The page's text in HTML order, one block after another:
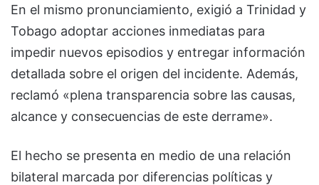
En el mismo pronunciamiento, exigió a Trinidad y
Tobago adoptar acciones inmediatas para
impedir nuevos episodios y entregar información
detallada sobre el origen del incidente. Además,
reclamó «plena transparencia sobre las causas,
alcance y consecuencias de este derrame».
El hecho se presenta en medio de una relación
bilateral marcada por diferencias políticas y